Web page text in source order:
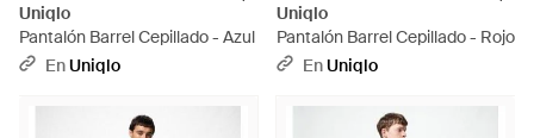
Uniqlo
Pantalón Barrel Cepillado - Azul
EnUniqlo
Uniqlo
Pantalón Barrel Cepillado - Rojo
EnUniqlo